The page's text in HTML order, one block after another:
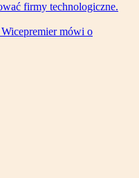
firmy technologiczne.
mówi o